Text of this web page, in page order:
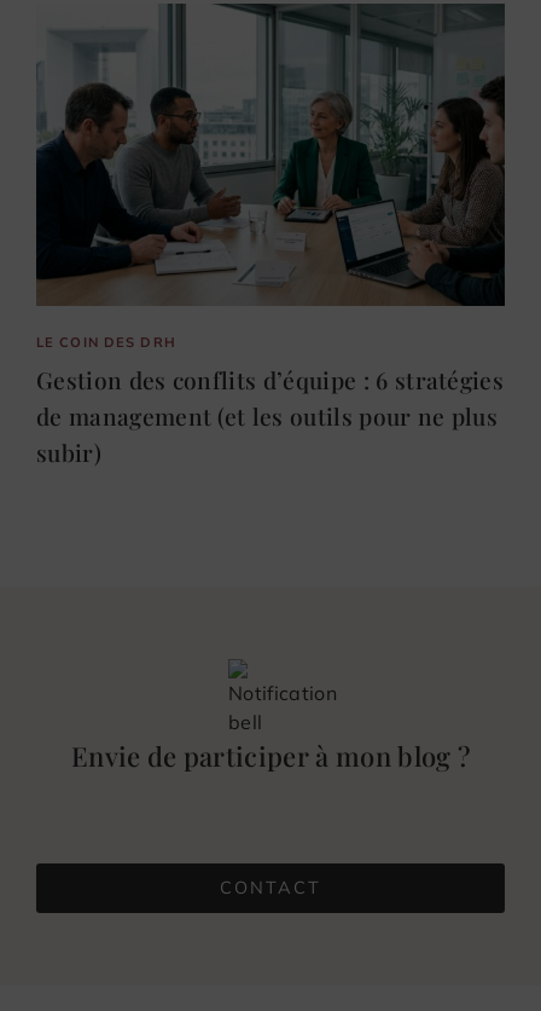
LE COIN DES DRH
Gestion des conflits d’équipe : 6 stratégies
de management (et les outils pour ne plus
subir)
Envie de participer à mon blog ?
CONTACT